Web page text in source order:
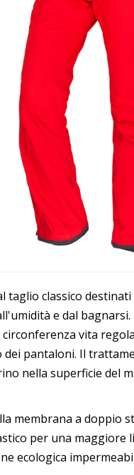
taglio classico
e dal
vita
pantaloni. Il
nella superficie del
membrana a doppio
per una maggiore
ecologica